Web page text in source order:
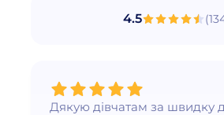
4.5 (
Дякую дівчатам за швидку